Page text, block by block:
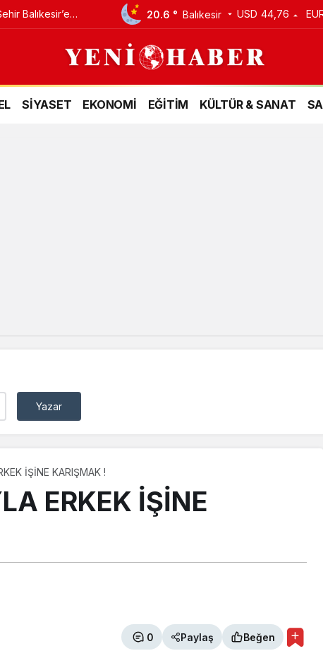
Balıkesir’e 20.6 ° Balıkesir USD 44,76
SİYASET EKONOMİ EĞİTİM KÜLTÜR & SANAT
Yazar
İŞİNE KARIŞMAK !
ERKEK İŞİNE
0 Paylaş Beğen